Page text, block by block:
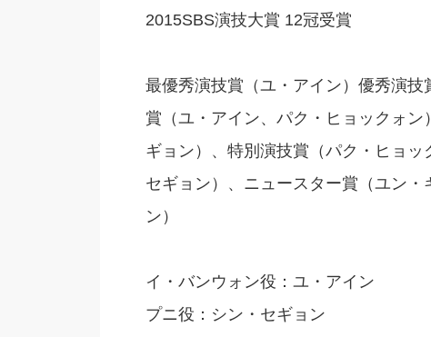
2015SBS演技大賞 12冠受賞
最優秀演技賞（ユ・アイン）優秀演
賞（ユ・アイン、パク・ヒョックォ
ギョン）、特別演技賞（パク・ヒョッ
セギョン）、ニュースター賞（ユン
ン）
イ・バンウォン役：ユ・アイン
プニ役：シン・セギョン